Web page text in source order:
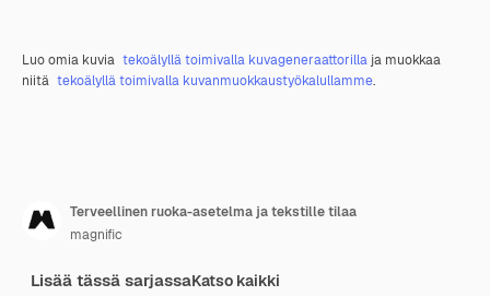
Luo omia kuvia tekoälyllä toimivalla kuvageneraattorilla ja muokkaa
niitä tekoälyllä toimivalla kuvanmuokkaustyökalullamme.
Terveellinen ruoka-asetelma ja tekstille tilaa
magnific
Lisää tässä sarjassaKatso kaikki